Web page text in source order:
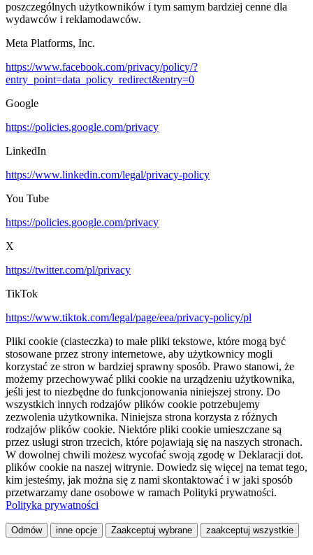
poszczególnych użytkowników i tym samym bardziej cenne dla
wydawców i reklamodawców.
Meta Platforms, Inc.
https://www.facebook.com/privacy/policy/?
entry_point=data_policy_redirect&entry=0
Google
https://policies.google.com/privacy
LinkedIn
https://www.linkedin.com/legal/privacy-policy
You Tube
https://policies.google.com/privacy
X
https://twitter.com/pl/privacy
TikTok
https://www.tiktok.com/legal/page/eea/privacy-policy/pl
Pliki cookie (ciasteczka) to małe pliki tekstowe, które mogą być
stosowane przez strony internetowe, aby użytkownicy mogli
korzystać ze stron w bardziej sprawny sposób. Prawo stanowi, że
możemy przechowywać pliki cookie na urządzeniu użytkownika,
jeśli jest to niezbędne do funkcjonowania niniejszej strony. Do
wszystkich innych rodzajów plików cookie potrzebujemy
zezwolenia użytkownika. Niniejsza strona korzysta z różnych
rodzajów plików cookie. Niektóre pliki cookie umieszczane są
przez usługi stron trzecich, które pojawiają się na naszych stronach.
W dowolnej chwili możesz wycofać swoją zgodę w Deklaracji dot.
plików cookie na naszej witrynie. Dowiedz się więcej na temat tego,
kim jesteśmy, jak można się z nami skontaktować i w jaki sposób
przetwarzamy dane osobowe w ramach Polityki prywatności.
Polityka prywatności
Odmów inne opcje Zaakceptuj wybrane zaakceptuj wszystkie